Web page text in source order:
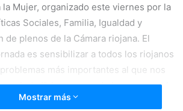
Mujer, organizado este viernes por la
Sociales, Familia, Igualdad y
de plenos de la Cámara riojana. El
es sensibilizar a todos los riojanos
más importantes al que nos
sociedad”, ha asegurado la responsable
Mostrar más